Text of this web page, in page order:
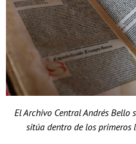
El Archivo Central Andrés Bello
sitúa dentro de los primeros